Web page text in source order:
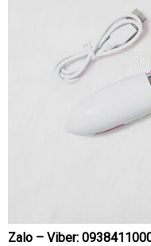
Zalo – Viber: